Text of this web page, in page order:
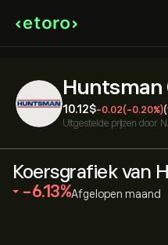
Huntsman
10.12‎$‎-0.02(-0.20%)
Uitgestelde prijzen door
Koersgrafiek van
‎-6.13‎ Afgelopen maand